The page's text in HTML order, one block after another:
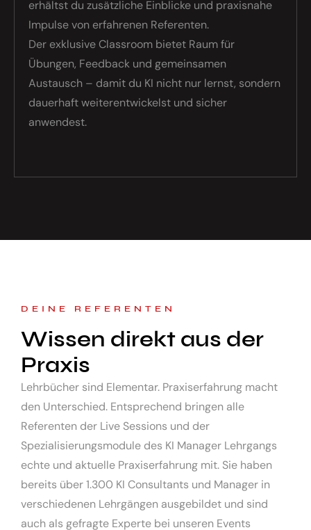
erhältst du zusätzliche Einblicke und praxisnahe
Impulse von erfahrenen Referenten.
Der exklusive Classroom bietet Raum für
Übungen, Feedback und gemeinsamen
Austausch – damit du KI nicht nur lernst, sondern
dauerhaft weiterentwickelst und sicher
anwendest.
DEINE REFERENTEN
Wissen direkt aus der
Praxis
Lehrbücher sind Elementar. Praxiserfahrung macht
den Unterschied. Entsprechend bringen alle
Referenten der Live Sessions und der
Spezialisierungsmodule des KI Manager Lehrgangs
echte und aktuelle Praxiserfahrung mit. Sie haben
bereits über 1.300 KI Consultants und Manager in
verschiedenen Lehrgängen ausgebildet und sind
auch als gefragte Experte bei unseren Events